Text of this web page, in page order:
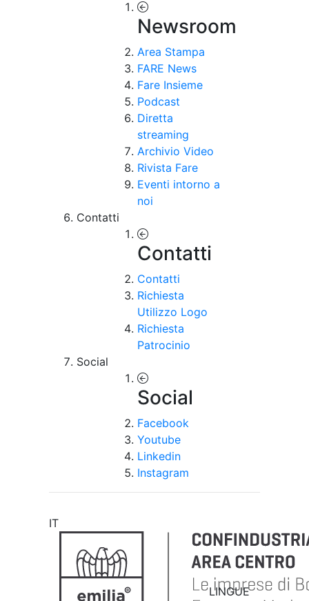
Newsroom
Area Stampa
FARE News
Fare Insieme
Podcast
Diretta
streaming
Archivio Video
Rivista Fare
Eventi intorno a
noi
Contatti
Contatti
Contatti
Richiesta
Utilizzo Logo
Richiesta
Patrocinio
Social
Social
Facebook
Youtube
Linkedin
Instagram
IT
LINGUE